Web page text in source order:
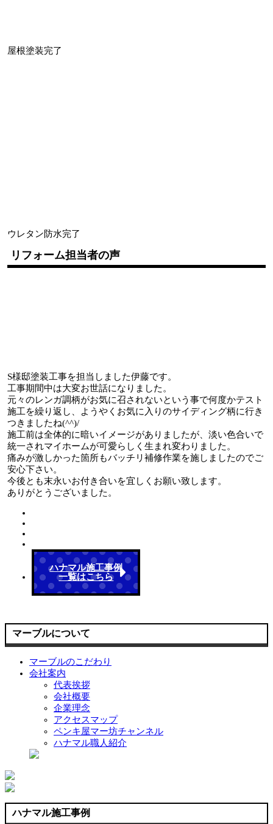
屋根塗装完了
ウレタン防水完了
リフォーム担当者の声
S様邸塗装工事を担当しました伊藤です。
工事期間中は大変お世話になりました。
元々のレンガ調柄がお気に召されないという事で何度かテスト
施工を繰り返し、ようやくお気に入りのサイディング柄に行き
つきましたね(^^)/
施工前は全体的に暗いイメージがありましたが、淡い色合いで
統一されマイホームが可愛らしく生まれ変わりました。
痛みが激しかった箇所もバッチリ補修作業を施しましたのでご
安心下さい。
今後とも末永いお付き合いを宜しくお願い致します。
ありがとうございました。
ハナマル施工事例
一覧はこちら
マーブルについて
マーブルのこだわり
会社案内
代表挨拶
会社概要
企業理念
アクセスマップ
ペンキ屋マー坊チャンネル
ハナマル職人紹介
ハナマル施工事例